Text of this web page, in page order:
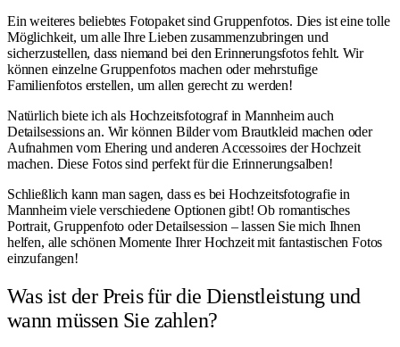
Ein weiteres beliebtes Fotopaket sind Gruppenfotos. Dies ist eine tolle
Möglichkeit, um alle Ihre Lieben zusammenzubringen und
sicherzustellen, dass niemand bei den Erinnerungsfotos fehlt. Wir
können einzelne Gruppenfotos machen oder mehrstufige
Familienfotos erstellen, um allen gerecht zu werden!
Natürlich biete ich als Hochzeitsfotograf in Mannheim auch
Detailsessions an. Wir können Bilder vom Brautkleid machen oder
Aufnahmen vom Ehering und anderen Accessoires der Hochzeit
machen. Diese Fotos sind perfekt für die Erinnerungsalben!
Schließlich kann man sagen, dass es bei Hochzeitsfotografie in
Mannheim viele verschiedene Optionen gibt! Ob romantisches
Portrait, Gruppenfoto oder Detailsession – lassen Sie mich Ihnen
helfen, alle schönen Momente Ihrer Hochzeit mit fantastischen Fotos
einzufangen!
Was ist der Preis für die Dienstleistung und
wann müssen Sie zahlen?